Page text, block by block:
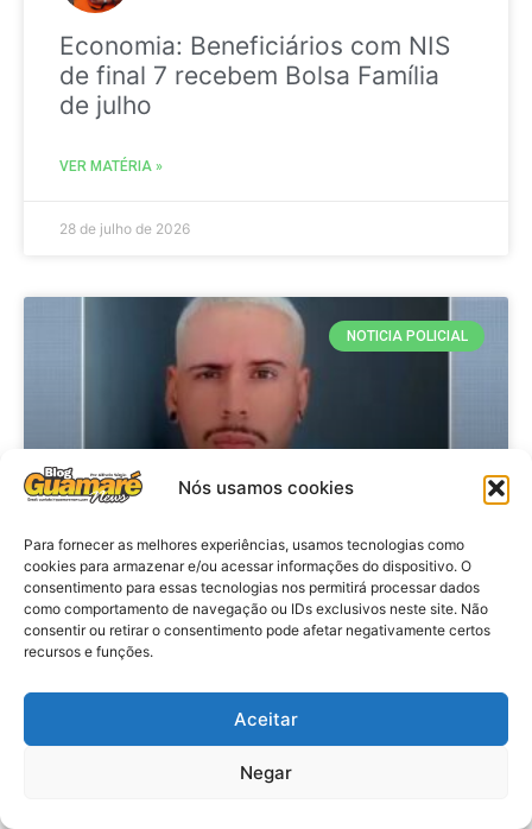
Nós usamos cookies
Para fornecer as melhores experiências, usamos tecnologias como
cookies para armazenar e/ou acessar informações do dispositivo. O
consentimento para essas tecnologias nos permitirá processar dados
como comportamento de navegação ou IDs exclusivos neste site. Não
consentir ou retirar o consentimento pode afetar negativamente certos
recursos e funções.
Aceitar
Negar
Economia: Beneficiários com NIS
de final 7 recebem Bolsa Família
de julho
VER MATÉRIA »
28 de julho de 2026
NOTICIA POLICIAL
Policia: Suspeito de matar homem
em hotel de João Pessoa se
apresenta à polícia em Caicó